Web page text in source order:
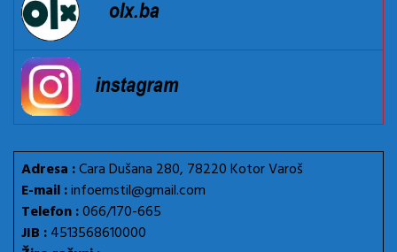
Adresa :Cara Dušana 280, 78220 Kotor Varoš
E-mail :infoemstil@gmail.com
Telefon :066/170-665
JIB :4513568610000